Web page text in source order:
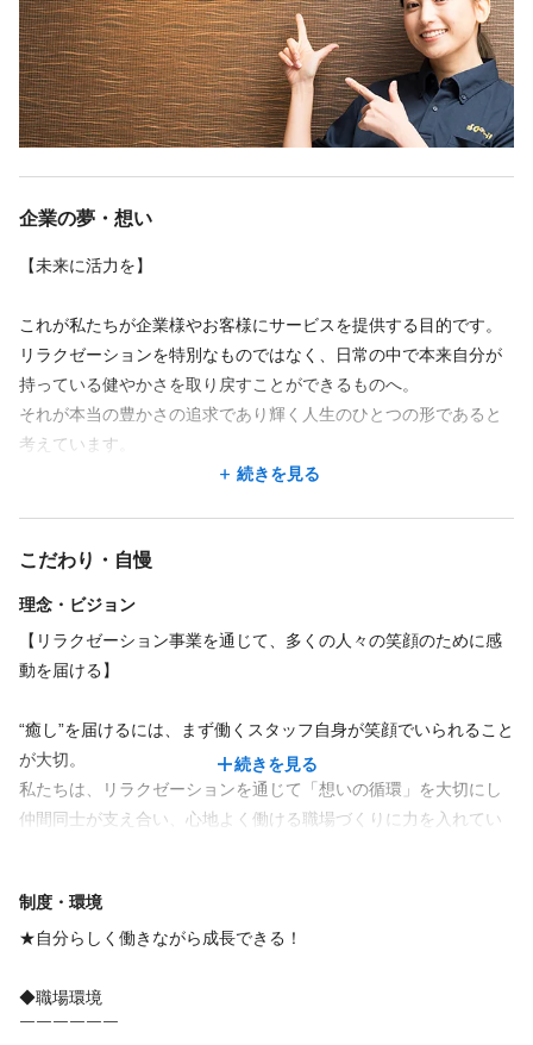
用賀駅 徒歩 3分
Goo-it! 亀戸店
東京都 江東区 亀戸6-58-10 亀戸ガイビル6階
亀戸駅 徒歩 1分
...他
この企業には他にも求人/店舗があります
勤務時間
時短勤務OK
グイットでは、あなたのライフスタイルに合わせた働き方が可
能！
勤務時間
10:00～23:00の間でシフト制！
シフト例
🔹 朝～夕方（10:00～17:00）「家事の合間に」
🔹 昼～夕方（12:00～18:00）「お昼からゆっくり出勤！」
◎ 休憩時間もシフトに応じてしっかり確保！
あなたのペースで働ける環境が整っています♪
続きを見る
休日
＼グイットでは、ライフスタイルに合わせた働き方が可能／
だから、プライベートの予定やWワークとの両立もしやすい！
◆稼げる仕組みが出来ています
￣￣￣￣￣￣￣￣￣￣￣￣￣￣￣
Goo-it!の最大の特徴は、
スタッフ勤務中の「無駄な待ち時間」がないこと。
店長や本部メンバーの「勘」に頼るのではなく、
空き時間がないので、
￣￣￣￣￣￣￣￣￣￣￣￣￣￣
弊社では 独立支援制度というものがあります！
・店長として経営スキルを身につけて独立も可能
・独立開業時に1000万円まで融資（規定あり）etc…
◆充実した研修制度
￣￣￣￣￣￣￣￣￣￣
東京は秋葉原、大阪は天王寺にGoo-it!研修センターを
完備、研修専属のプロの講師がサポートいたします！
習得したいという方も、様々な方に合わせた多彩な
研修カリキュラムをご用意！
スタッフさんの育成を全面的にバックアップします！
グイットならインボイス制度開始後も
免税事業者／課税事業者のどちらでもご活躍出来ます◎！
企業の夢・想い
【未来に活力を】
これが私たちが企業様やお客様にサービスを提供する目的です。
リラクゼーションを特別なものではなく、日常の中で本来自分が
持っている健やかさを取り戻すことができるものへ。
それが本当の豊かさの追求であり輝く人生のひとつの形であると
考えています。
まずはリラクゼーションサービスの分野から活力に溢れた、社会
続きを見る
こだわり・自慢
理念・ビジョン
【リラクゼーション事業を通じて、多くの人々の笑顔のために感
動を届ける】
“癒し”を届けるには、まず働くスタッフ自身が笑顔でいられること
が大切。
私たちは、リラクゼーションを通じて「想いの循環」を大切にし
仲間同士が支え合い、心地よく働ける職場づくりに力を入れてい
を広げていきます。
続きを見る
制度・環境
★自分らしく働きながら成長できる！
◆職場環境
￣￣￣￣￣￣